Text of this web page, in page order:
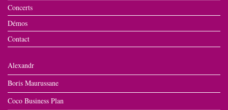
Concerts
Démos
Contact
Alexandr
Boris Maurussane
Coco Business Plan